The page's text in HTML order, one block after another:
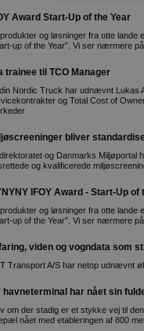
Award Start-Up of the Year
og løsninger fra otte lande
up of the Year”. Vi ser nærmere
trainee til TCO Manager
Nordic Truck har udnævnt Lukas
og Total Cost of
bliver
og Danmarks
og kvalificerede
IFOY Award - Start-Up of
og løsninger fra otte lande
up of the Year”. Vi ser nærmere
viden og vogndata som
Transport A/S har netop udnævnt
havneterminal har nået sin
om der stadig er et stykke vej til
nået med etableringen af 800